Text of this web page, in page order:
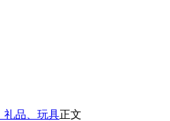
礼品、玩具正文